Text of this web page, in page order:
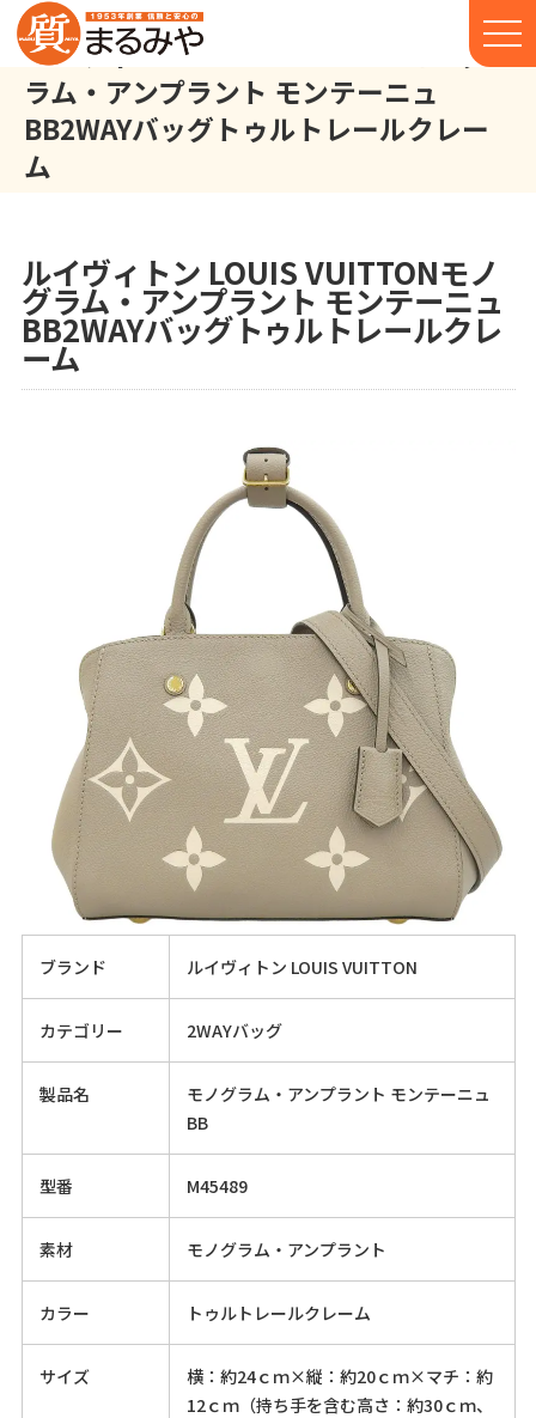
ルイヴィトン LOUIS VUITTONモノグ
ラム・アンプラント モンテーニュ
BB2WAYバッグトゥルトレールクレー
ム
ルイヴィトン LOUIS VUITTONモノ
グラム・アンプラント モンテーニュ
BB2WAYバッグトゥルトレールクレ
ーム
ブランド ルイヴィトン LOUIS VUITTON
カテゴリー 2WAYバッグ
製品名
モノグラム・アンプラント モンテーニュ
BB
型番 M45489
素材 モノグラム・アンプラント
カラー トゥルトレールクレーム
サイズ
横：約24ｃｍ×縦：約20ｃｍ×マチ：約
12ｃｍ（持ち手を含む高さ：約30ｃｍ、